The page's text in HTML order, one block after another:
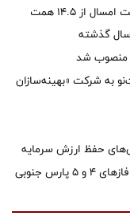
حق بیمه تولیدی بیمه ملت در چهار ماه نخست امسال از 14.5 همت
منصوب شد
تجارت‌نو به شرکت «بهینه‌سازان
حفظ ارزش سرمایه
جنوبی